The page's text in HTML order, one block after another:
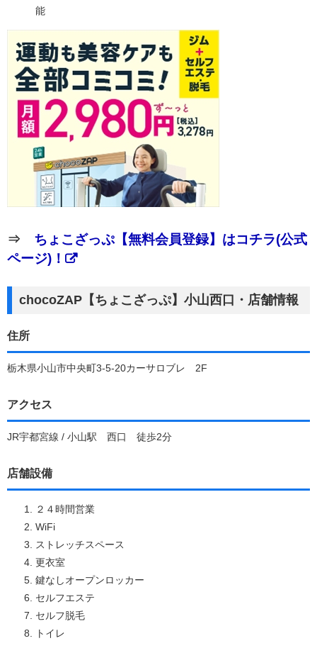
能
⇒ ちょこざっぷ【無料会員登録】はコチラ(公式
ページ)！
chocoZAP【ちょこざっぷ】小山西口・店舗情報
住所
栃木県小山市中央町3-5-20カーサロブレ 2F
アクセス
JR宇都宮線 / 小山駅 西口 徒歩2分
店舗設備
２４時間営業
WiFi
ストレッチスペース
更衣室
鍵なしオープンロッカー
セルフエステ
セルフ脱毛
トイレ